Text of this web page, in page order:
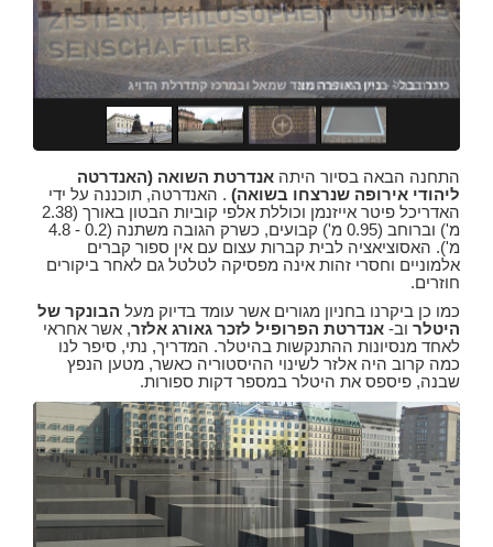
כיכר בבל - כתובת הברונזה
התחנה הבאה בסיור היתה אנדרטת השואה (האנדרטה
ליהודי אירופה שנרצחו בשואה) . האנדרטה, תוכננה על ידי
האדריכל פיטר אייזנמן וכוללת אלפי קוביות הבטון באורך (2.38
מ') וברוחב (0.95 מ') קבועים, כשרק הגובה משתנה (0.2 - 4.8
מ'). האסוציאציה לבית קברות עצום עם אין ספור קברים
אלמוניים וחסרי זהות אינה מפסיקה לטלטל גם לאחר ביקורים
חוזרים.
כמו כן ביקרנו בחניון מגורים אשר עומד בדיוק מעל הבונקר של
היטלר וב- אנדרטת הפרופיל לזכר גאורג אלזר, אשר אחראי
לאחד מנסיונות ההתנקשות בהיטלר. המדריך, נתי, סיפר לנו
כמה קרוב היה אלזר לשינוי ההיסטוריה כאשר, מטען הנפץ
שבנה, פיספס את היטלר במספר דקות ספורות.